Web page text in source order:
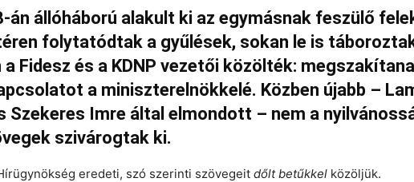
án állóháború alakult ki az egymásnak feszülő
folytatódtak a gyűlések, sokan le is
a Fidesz és a KDNP vezetői közölték:
a miniszterelnökkelé. Közben újabb –
Szekeres Imre által elmondott – nem a
szivárogtak ki.
eredeti, szó szerinti szövegeit dőlt betűkkel közöljük.